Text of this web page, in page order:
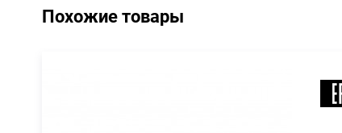
Похожие товары